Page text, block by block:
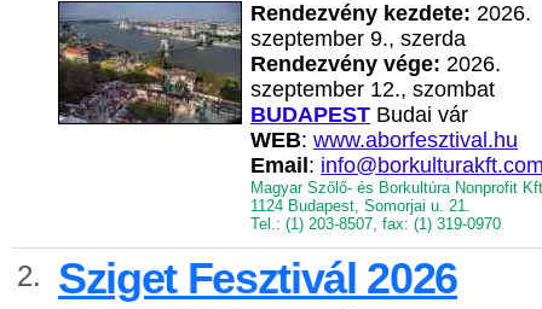
Rendezvény kezdete: 2026.
szeptember 9., szerda
Rendezvény vége: 2026.
szeptember 12., szombat
BUDAPEST Budai vár
WEB: www.aborfesztival.hu
Email :
Magyar Szőlő- és Borkultúra Nonprofit
1124 Budapest, Somorjai u. 21.
Tel.: (1) 203-8507, fax: (1) 319-0970
2. Sziget Fesztivál 2026